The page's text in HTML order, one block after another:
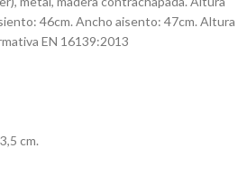
46cm. Ancho aisento: 47cm. Altura
EN 16139:2013
cm.